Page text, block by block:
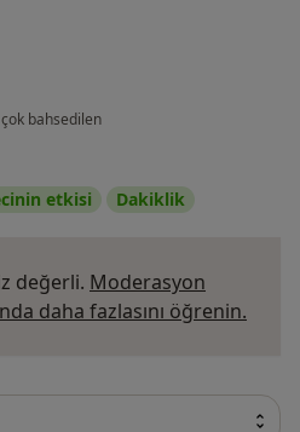
bahsedilen
etkisi
Dakiklik
değerli. Moderasyon
daha fazlasını öğrenin.